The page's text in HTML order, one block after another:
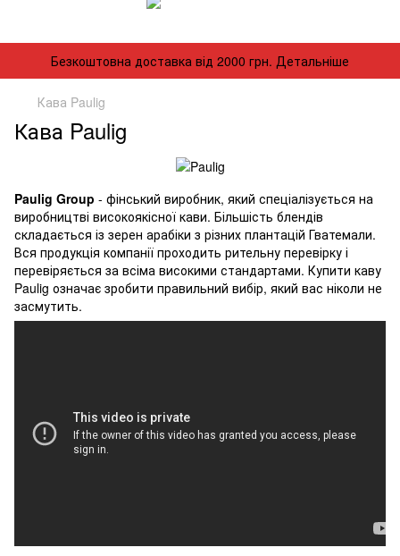
Безкоштовна доставка від 2000 грн. Детальніше
Кава Paulig
Кава Paulig
Paulig Group - фінський виробник, який спеціалізується на
виробництві високоякісної кави. Більшість блендів
складається із зерен арабіки з різних плантацій Гватемали.
Вся продукція компанії проходить рительну перевірку і
перевіряється за всіма високими стандартами. Купити каву
Paulig означає зробити правильний вибір, який вас ніколи не
засмутить.